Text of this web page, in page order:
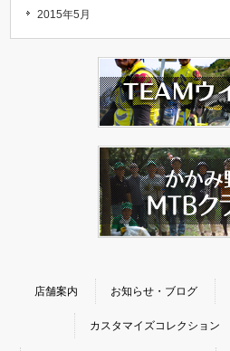
2015年5月
店舗案内 お知らせ・ブログ
カスタマイズコレクション